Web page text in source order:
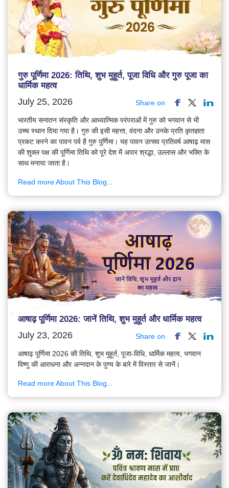
गुरु पूर्णिमा 2026: तिथि, शुभ मुहूर्त, पूजा विधि और गुरु पूजा का
धार्मिक महत्व
July 25, 2026 Share on
भारतीय सनातन संस्कृति और आध्यात्मिक परंपराओं में गुरु को भगवान से भी
उच्च स्थान दिया गया है। गुरु की इसी महत्ता, वंदना और उनके प्रति कृतज्ञता
प्रकट करने का पावन पर्व है गुरु पूर्णिमा। यह पावन उत्सव प्रतिवर्ष आषाढ़ मास
की शुक्ल पक्ष की पूर्णिमा तिथि को पूरे देश में अपार श्रद्धा, उल्लास और भक्ति के
साथ मनाया जाता है।
Read more About This Blog...
आषाढ़ पूर्णिमा 2026: जानें तिथि, शुभ मुहूर्त और धार्मिक महत्व
July 23, 2026 Share on
आषाढ़ पूर्णिमा 2026 की तिथि, शुभ मुहूर्त, पूजा-विधि, धार्मिक महत्व, भगवान
विष्णु की आराधना और अन्नदान के पुण्य के बारे में विस्तार से जानें।
Read more About This Blog...